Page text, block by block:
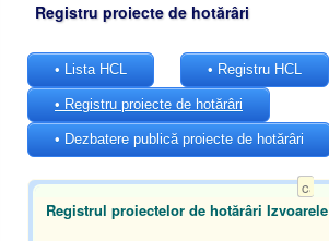
Registru proiecte de hotărâri
• Lista HCL • Registru HCL
• Registru proiecte de hotărâri
• Dezbatere publică proiecte de hotărâri
Registrul proiectelor de hotărâri Izvoarele